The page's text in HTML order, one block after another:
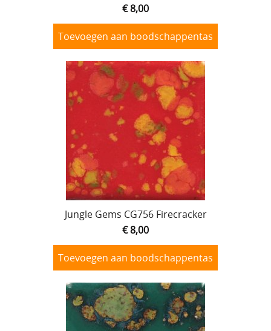
€ 8,00
Toevoegen aan boodschappentas
Jungle Gems CG756 Firecracker
€ 8,00
Toevoegen aan boodschappentas